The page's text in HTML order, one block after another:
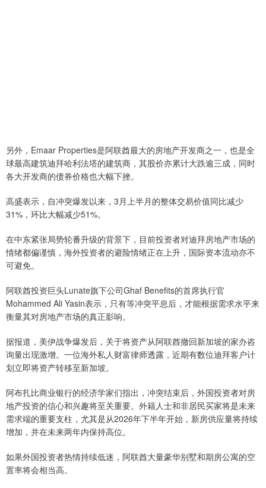
另外，Emaar Properties是阿联酋最大的房地产开发商之一，也是全
球最高建筑迪拜哈利法塔的建筑商，其股价亦累计大跌逾三成，同时
各大开发商的债券价格也大幅下挫。
高盛表示，自冲突爆发以来，3月上半月的整体交易价值同比减少
31%，环比大幅减少51%。
在中东紧张局势轮番升级的背景下，目前投资者对迪拜房地产市场的
情绪都偏谨慎，海外投资者的避险情绪正在上升，国际资本流动亦不
可避免。
阿联酋投资巨头Lunate旗下公司Ghaf Benefits的首席执行官
Mohammed Ali Yasin表示，只有等冲突平息后，才能根据需求水平来
衡量其对房地产市场的真正影响。
据报道，美伊战争爆发后，关于将资产从阿联酋撤回新加坡的家办咨
询量出现激增。一位海外私人财富律师透露，近期有数位迪拜客户计
划立即将资产转移至新加坡。
阿布扎比商业银行的经济学家们指出，冲突结束后，外国投资者对房
地产投资的信心和兴趣将至关重要。外籍人士和非居民买家将是未来
需求端的重要支柱，尤其是从2026年下半年开始，新房供应量将持续
增加，并在未来两年内保持高位。
如果外国投资者热情持续低迷，阿联酋大量豪华别墅和期房公寓的空
置率将会相当高。